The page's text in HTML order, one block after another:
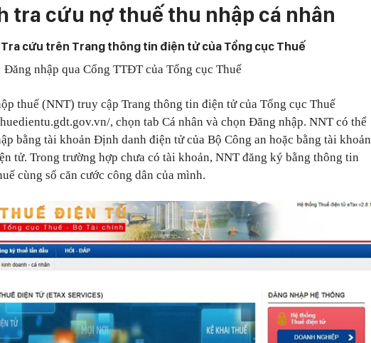
tra cứu nợ thuế thu nhập cá nhân
Tra cứu trên Trang thông tin điện tử của Tổng cục Thuế
Đăng nhập qua Cổng TTĐT của Tổng cục Thuế
thuế (NNT) truy cập Trang thông tin điện tử của Tổng cục Thuế
, chọn tab Cá nhân và chọn Đăng nhập. NNT có thể
bằng tài khoản Định danh điện tử của Bộ Công an hoặc bằng tài khoản
tử. Trong trường hợp chưa có tài khoản, NNT đăng ký bằng thông tin
cùng số căn cước công dân của mình.